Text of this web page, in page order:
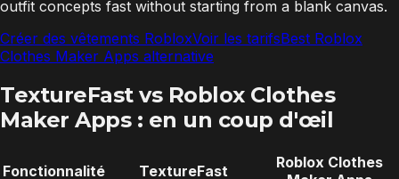
outfit concepts fast without starting from a blank canvas.
Créer des vêtements RobloxVoir les tarifsBest Roblox
Clothes Maker Apps alternative
TextureFast vs Roblox Clothes
Maker Apps : en un coup d'œil
Fonctionnalité TextureFast
Roblox Clothes